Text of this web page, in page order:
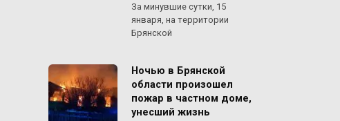
За минувшие сутки, 15
января, на территории
Брянской
Ночью в Брянской
области произошел
пожар в частном доме,
унесший жизнь